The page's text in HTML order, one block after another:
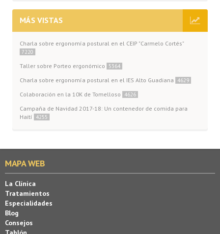
MÁS VISTAS
Charla sobre ergonomía postural en el CEIP "Carmelo Cortés"
7220
Taller sobre Porteo ergonómico 5364
Charla sobre ergonomía postural en el IES Alto Guadiana 4629
Colaboración en la 10K de Tomelloso 4626
Campaña de Navidad 2017-18: Un contenedor de comida para
Haití
4255
MAPA WEB
La Clínica
Tratamientos
Especialidades
Blog
Consejos